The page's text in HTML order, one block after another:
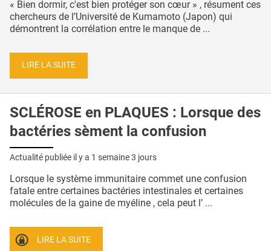
« Bien dormir, c'est bien protéger son cœur » , résument ces
chercheurs de l’Université de Kumamoto (Japon) qui
démontrent la corrélation entre le manque de ...
LIRE LA SUITE
SCLÉROSE en PLAQUES : Lorsque des
bactéries sèment la confusion
Actualité publiée il y a 1 semaine 3 jours
Lorsque le système immunitaire commet une confusion
fatale entre certaines bactéries intestinales et certaines
molécules de la gaine de myéline , cela peut l’ ...
LIRE LA SUITE